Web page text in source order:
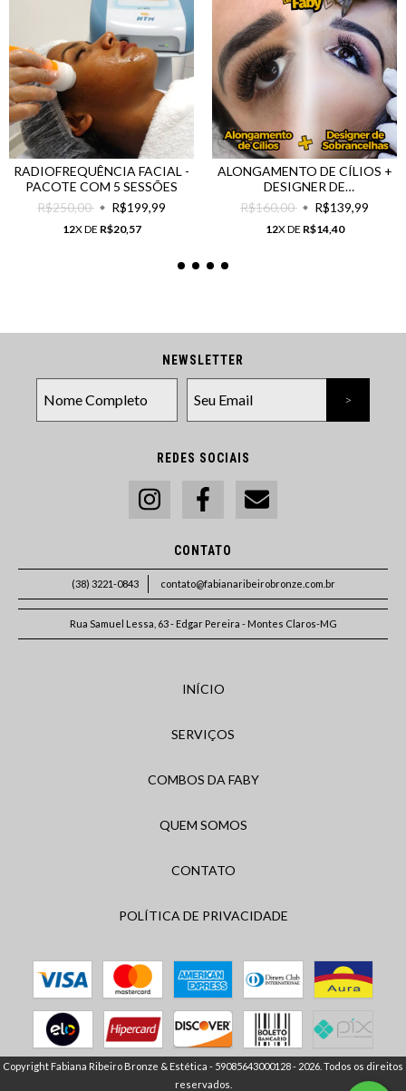
RADIOFREQUÊNCIA FACIAL -
PACOTE COM 5 SESSÕES
R$250,00
R$199,99
12X DE R$20,57
ALONGAMENTO DE CÍLIOS +
DESIGNER DE
SOBRANCELHAS
R$160,00 R$139,99
12X DE R$14,40
NEWSLETTER
REDES SOCIAIS
CONTATO
(38) 3221-0843 contato@fabianaribeirobronze.com.br
Rua Samuel Lessa, 63 - Edgar Pereira - Montes Claros-MG
INÍCIO
SERVIÇOS
COMBOS DA FABY
QUEM SOMOS
CONTATO
POLÍTICA DE PRIVACIDADE
Copyright Fabiana Ribeiro Bronze & Estética - 59085643000128 - 2026. Todos os direitos
reservados.